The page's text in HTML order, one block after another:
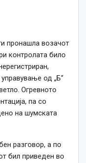
пронашла возачот
контролата било
од „Б“
Огревното
па со
на шумската
разговор, а по
бил приведен во